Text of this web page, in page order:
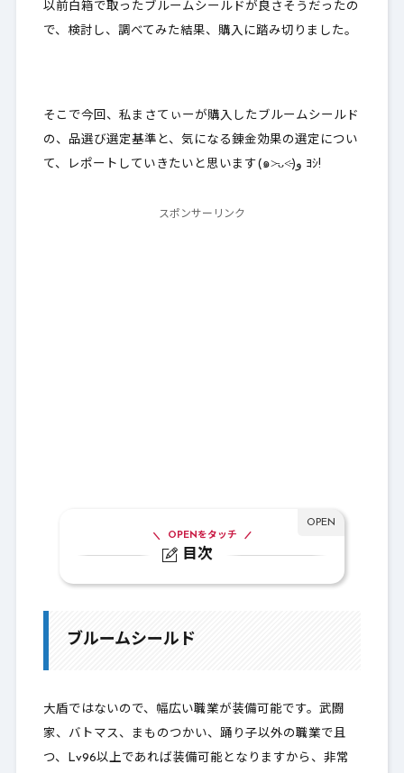
以前白箱で取ったブルームシールドが良さそうだったの
で、検討し、調べてみた結果、購入に踏み切りました。
そこで今回、私まさてぃーが購入したブルームシールド
の、品選び選定基準と、気になる錬金効果の選定につい
て、レポートしていきたいと思います(๑˃̵ᴗ˂̵)و ﾖｼ!
スポンサーリンク
目次
OPENをタッチ
3. 最後に
ブルームシールド
大盾ではないので、幅広い職業が装備可能です。 武闘
家、バトマス、まものつかい、踊り子以外の職業 で且
つ、 Lv96以上 であれば装備可能となりますから、非常